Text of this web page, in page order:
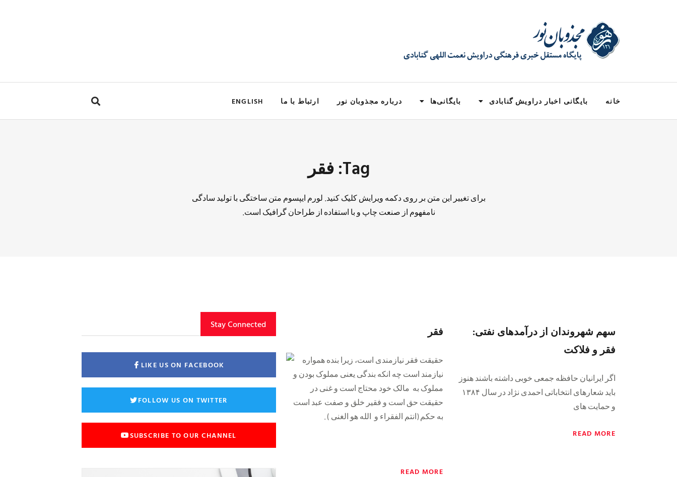
خانه بایگانی اخبار دراویش گنابادی بایگانی‌ها درباره مجذوبان نور ارتباط با ما ENGLISH
Tag: فقر
برای تغییر این متن بر روی دکمه ویرایش کلیک کنید. لورم ایپسوم متن ساختگی با تولید سادگی
نامفهوم از صنعت چاپ و با استفاده از طراحان گرافیک است.
سهم شهروندان از درآمدهای نفتی:
فقر و فلاکت
اگر ایرانیان حافظه جمعی خوبی داشته باشند هنوز
باید شعارهای انتخاباتی احمدی نژاد در سال ۱۳۸۴
و حمایت های
READ MORE
فقر
حقیقت فقر نیازمندی است، زیرا بنده همواره
نیازمند است چه انکه بندگی یعنی مملوک بودن و
مملوک به مالک خود محتاج است و غنی در
حقیقت حق است و فقیر خلق و صفت عبد است
به حکم (انتم الفقراء و الله هو الغنی ) .
READ MORE
Stay Connected
LIKE US ON FACEBOOK
FOLLOW US ON TWITTER
SUBSCRIBE TO OUR CHANNEL